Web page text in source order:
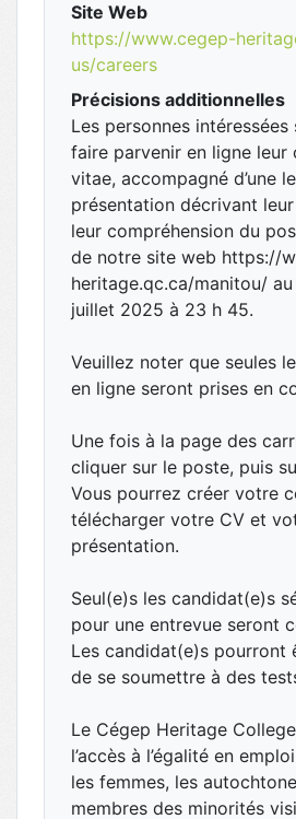
Site Web
https://www.cegep-
us/careers
Précisions additionnelles
Les personnes
faire parvenir en ligne leur
vitae, accompagné d’une
présentation décrivant
leur compréhension du
de notre site web https://
heritage.qc.ca/manitou/
juillet 2025 à 23 h 45.
Veuillez noter que seules
en ligne seront prises en
Une fois à la page des
cliquer sur le poste, puis
Vous pourrez créer votre
télécharger votre CV et
présentation.
Seul(e)s les candidat(e)s
pour une entrevue seront
Les candidat(e)s pourront
de se soumettre à des
Le Cégep Heritage
l’accès à l’égalité en
les femmes, les
membres des minorités